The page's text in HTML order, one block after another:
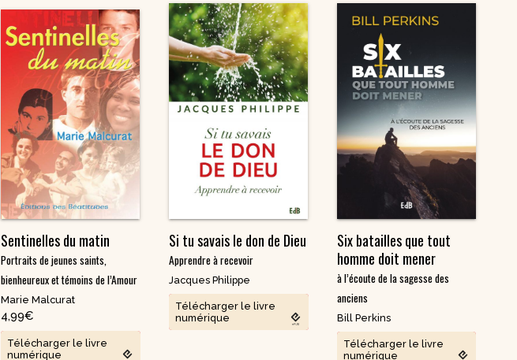
Sentinelles du matin
Portraits de jeunes saints,
bienheureux et témoins de l’Amour
Marie Malcurat
4,99€
Télécharger le livre
numérique
Si tu savais le don de Dieu
Apprendre à recevoir
Jacques Philippe
Télécharger le livre
numérique
Six batailles que tout
homme doit mener
à l’écoute de la sagesse des
anciens
Bill Perkins
Télécharger le livre
numérique